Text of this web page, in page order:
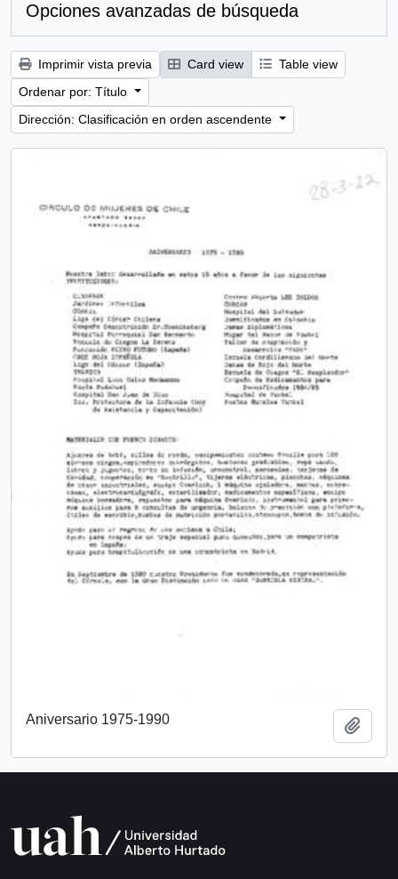
Opciones avanzadas de búsqueda
Imprimir vista previa Card view
Table view
Ordenar por: Título
Dirección: Clasificación en orden ascendente
Aniversario 1975-1990